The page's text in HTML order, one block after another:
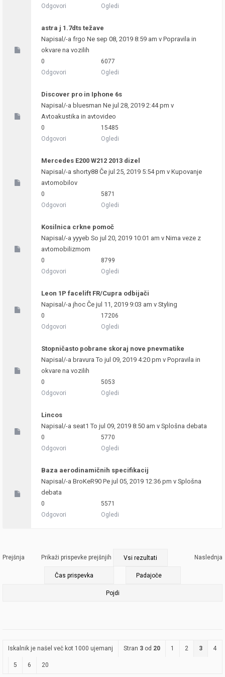
Odgovori
Ogledi
astra j 1.7dts težave
Napisal/-a frgo Ne sep 08, 2019 8:59 am v Popravila in
okvare na vozilih
0
Odgovori
6077
Ogledi
Discover pro in Iphone 6s
Napisal/-a bluesman Ne jul 28, 2019 2:44 pm v
Avtoakustika in avtovideo
0
Odgovori
15485
Ogledi
Mercedes E200 W212 2013 dizel
Napisal/-a shorty88 Če jul 25, 2019 5:54 pm v Kupovanje
avtomobilov
0
Odgovori
5871
Ogledi
Kosilnica crkne pomoč
Napisal/-a yyyeb So jul 20, 2019 10:01 am v Nima veze z
avtomobilizmom
0
Odgovori
8799
Ogledi
Leon 1P facelift FR/Cupra odbijači
Napisal/-a jhoc Če jul 11, 2019 9:03 am v Styling
0
Odgovori
17206
Ogledi
Stopničasto pobrane skoraj nove pnevmatike
Napisal/-a bravura To jul 09, 2019 4:20 pm v Popravila in
okvare na vozilih
0
Odgovori
5053
Ogledi
Lincos
Napisal/-a seat1 To jul 09, 2019 8:50 am v Splošna debata
0
Odgovori
5770
Ogledi
Baza aerodinamičnih specifikacij
Napisal/-a BroKeR90 Pe jul 05, 2019 12:36 pm v Splošna
debata
0
Odgovori
5571
Ogledi
Prejšnja Naslednja
Prikaži prispevke prejšnjih
Iskalnik je našel več kot 1000 ujemanj Stran 3 od 20 1 2 3 4
5 6 20